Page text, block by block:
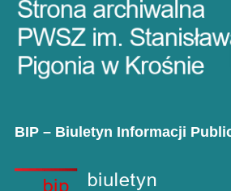
BIP – Biuletyn Informacji